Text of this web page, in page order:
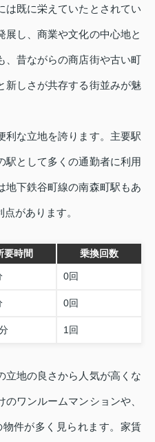
は既に栄えていたとされてい
展し、商業や文化の中心地と
、昔ながらの商店街や古い町
新しさが共存する街並みが魅
利な立地を誇ります。主要駅
駅として多くの通勤者に利用
地下鉄谷町線の南森町駅もあ
があります。
要時間 乗換回数
0回
0回
1回
立地の良さから人気が高くな
ワンルームマンションや、
件が多く見られます。家賃